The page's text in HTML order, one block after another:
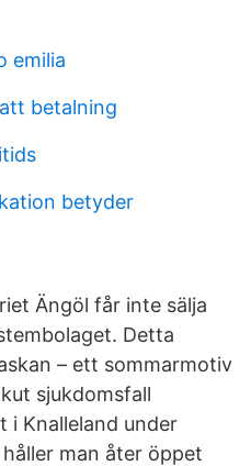
emilia
betalning
betyder
Ängöl får inte sälja
Detta
– ett sommarmotiv
sjukdomsfall
i Knalleland under
man åter öppet